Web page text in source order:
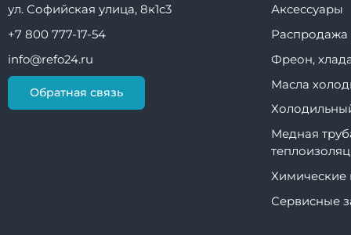
ул. Софийская улица, 8к1с3
+7 800 777-17-54
info@refo24.ru
Обратная связь
Аксессуары
Распродажа
Фреон,
Масла
Медная
Химические
Сервисные